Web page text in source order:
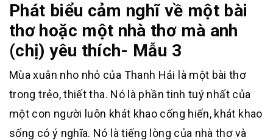
Phát biểu cảm nghĩ về một bài
thơ hoặc một nhà thơ mà anh
(chị) yêu thích- Mẫu 3
Mùa xuân nho nhỏ của Thanh Hải là một bài thơ
trong trẻo, thiết tha. Nó là phần tinh tuý nhất của
một con người luôn khát khao cống hiến, khát khao
sống có ý nghĩa. Nó là tiếng lòng của nhà thơ và